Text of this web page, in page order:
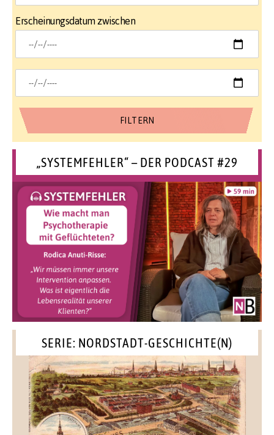
Erscheinungsdatum zwischen
„SYSTEMFEHLER“ – DER PODCAST #29
SERIE: NORDSTADT-GESCHICHTE(N)